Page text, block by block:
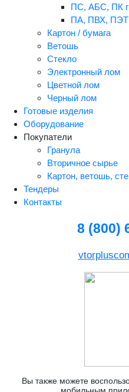
ПС, АБС, ПК
ПА, ПВХ, ПЭТ
Картон / бумага
Ветошь
Стекло
Электронный лом
Цветной лом
Черный лом
Готовые изделия
Оборудование
Покупатели
Гранула
Вторичное сырье
Картон, ветошь,
Тендеры
Контакты
8 (800)
Вы также можете